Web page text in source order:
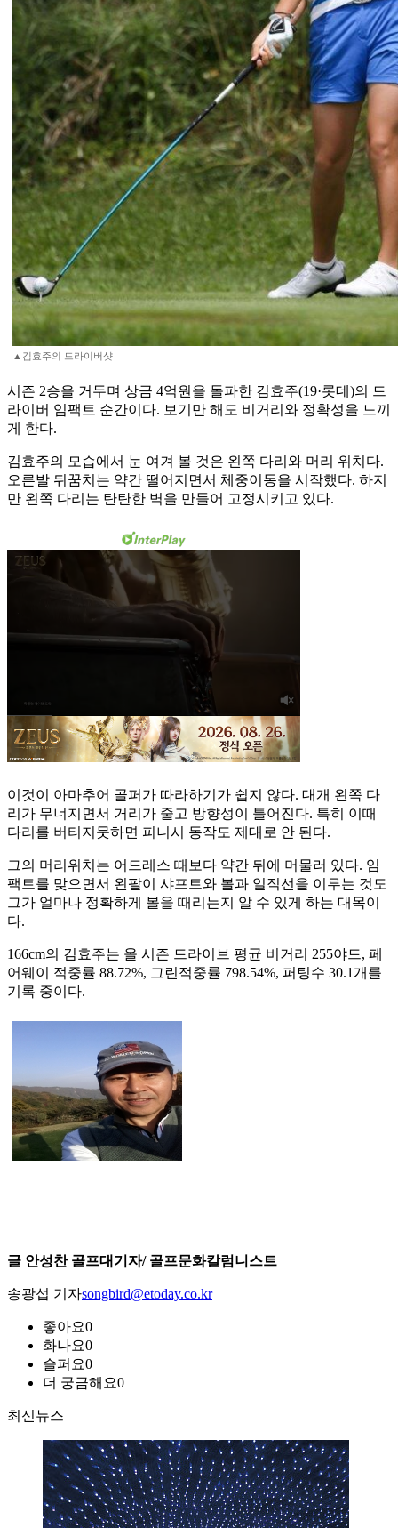
▲김효주의 드라이버샷
시즌 2승을 거두며 상금 4억원을 돌파한 김효주(19·롯데)의 드
라이버 임팩트 순간이다. 보기만 해도 비거리와 정확성을 느끼
게 한다.
김효주의 모습에서 눈 여겨 볼 것은 왼쪽 다리와 머리 위치다.
오른발 뒤꿈치는 약간 떨어지면서 체중이동을 시작했다. 하지
만 왼쪽 다리는 탄탄한 벽을 만들어 고정시키고 있다.
이것이 아마추어 골퍼가 따라하기가 쉽지 않다. 대개 왼쪽 다
리가 무너지면서 거리가 줄고 방향성이 틀어진다. 특히 이때
다리를 버티지뭇하면 피니시 동작도 제대로 안 된다.
그의 머리위치는 어드레스 때보다 약간 뒤에 머물러 있다. 임
팩트를 맞으면서 왼팔이 샤프트와 볼과 일직선을 이루는 것도
그가 얼마나 정확하게 볼을 때리는지 알 수 있게 하는 대목이
다.
166cm의 김효주는 올 시즌 드라이브 평균 비거리 255야드, 페
어웨이 적중률 88.72%, 그린적중률 798.54%, 퍼팅수 30.1개를
기록 중이다.
글 안성찬 골프대기자/ 골프문화칼럼니스트
송광섭 기자songbird@etoday.co.kr
좋아요0
화나요0
슬퍼요0
더 궁금해요0
최신뉴스